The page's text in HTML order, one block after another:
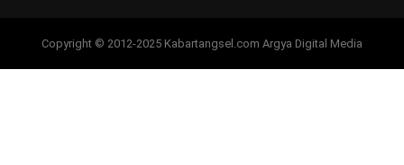
Copyright © 2012-2025 Kabartangsel.com Argya Digital Media